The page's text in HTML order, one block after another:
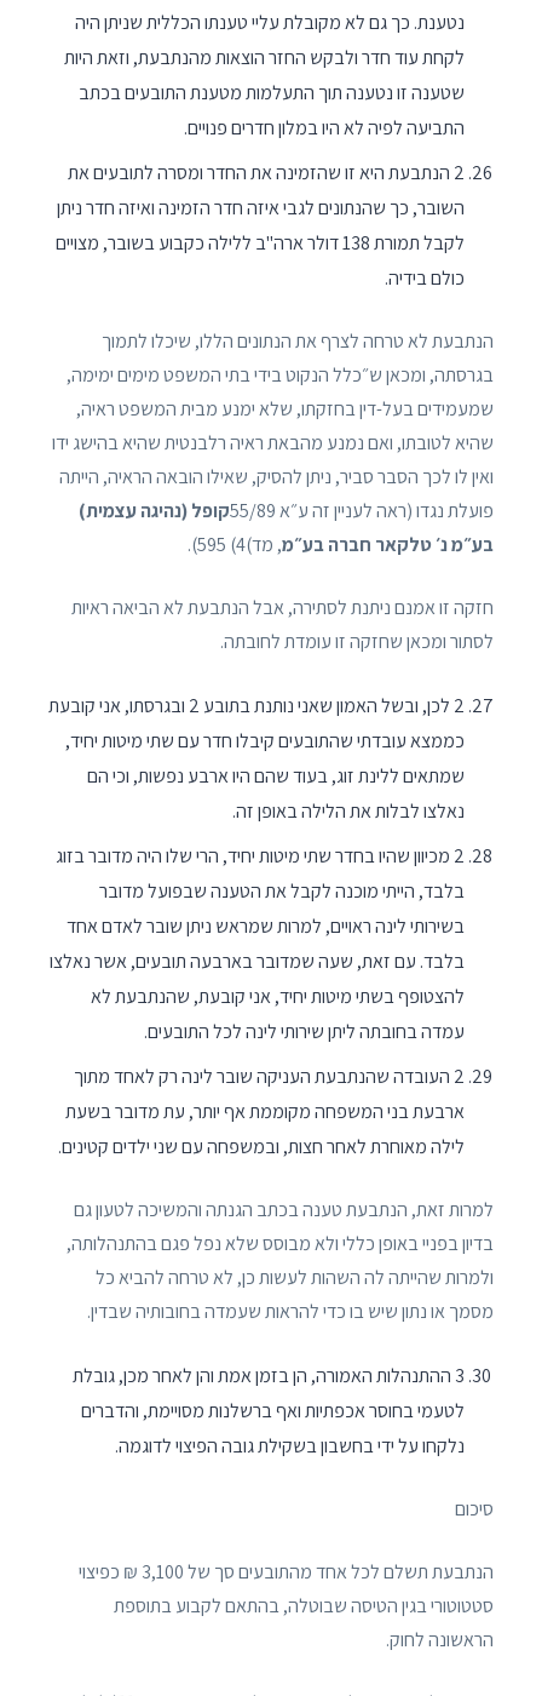
נטענת. כך גם לא מקובלת עליי טענתו הכללית שניתן היה
לקחת עוד חדר ולבקש החזר הוצאות מהנתבעת, וזאת היות
שטענה זו נטענה תוך התעלמות מטענת התובעים בכתב
התביעה לפיה לא היו במלון חדרים פנויים.
2 הנתבעת היא זו שהזמינה את החדר ומסרה לתובעים את
השובר, כך שהנתונים לגבי איזה חדר הזמינה ואיזה חדר ניתן
לקבל תמורת 138 דולר ארה"ב ללילה כקבוע בשובר, מצויים
כולם בידיה.
הנתבעת לא טרחה לצרף את הנתונים הללו, שיכלו לתמוך
בגרסתה, ומכאן ש״כלל הנקוט בידי בתי המשפט מימים ימימה,
שמעמידים בעל-דין בחזקתו, שלא ימנע מבית המשפט ראיה,
שהיא לטובתו, ואם נמנע מהבאת ראיה רלבנטית שהיא בהישג ידו
ואין לו לכך הסבר סביר, ניתן להסיק, שאילו הובאה הראיה, הייתה
פועלת נגדו (ראה לעניין זה ע״א 55/89
קופל(נהיגה עצמית)
בע״מ נ׳ טלקאר חברה בע״מ, מד)4) 595).
חזקה זו אמנם ניתנת לסתירה, אבל הנתבעת לא הביאה ראיות
לסתור ומכאן שחזקה זו עומדת לחובתה.
2 לכן, ובשל האמון שאני נותנת בתובע 2 ובגרסתו, אני קובעת
כממצא עובדתי שהתובעים קיבלו חדר עם שתי מיטות יחיד,
שמתאים ללינת זוג, בעוד שהם היו ארבע נפשות, וכי הם
נאלצו לבלות את הלילה באופן זה.
2 מכיוון שהיו בחדר שתי מיטות יחיד, הרי שלו היה מדובר בזוג
בלבד, הייתי מוכנה לקבל את הטענה שבפועל מדובר
בשירותי לינה ראויים, למרות שמראש ניתן שובר לאדם אחד
בלבד. עם זאת, שעה שמדובר בארבעה תובעים, אשר נאלצו
להצטופף בשתי מיטות יחיד, אני קובעת, שהנתבעת לא
עמדה בחובתה ליתן שירותי לינה לכל התובעים.
2 העובדה שהנתבעת העניקה שובר לינה רק לאחד מתוך
ארבעת בני המשפחה מקוממת אף יותר, עת מדובר בשעת
לילה מאוחרת לאחר חצות, ובמשפחה עם שני ילדים קטינים.
למרות זאת, הנתבעת טענה בכתב הגנתה והמשיכה לטעון גם
בדיון בפניי באופן כללי ולא מבוסס שלא נפל פגם בהתנהלותה,
ולמרות שהייתה לה השהות לעשות כן, לא טרחה להביא כל
מסמך או נתון שיש בו כדי להראות שעמדה בחובותיה שבדין.
3 ההתנהלות האמורה, הן בזמן אמת והן לאחר מכן, גובלת
לטעמי בחוסר אכפתיות ואף ברשלנות מסויימת, והדברים
נלקחו על ידי בחשבון בשקילת גובה הפיצוי לדוגמה.
סיכום
הנתבעת תשלם לכל אחד מהתובעים סך של 3,100 ₪ כפיצוי
סטטוטורי בגין הטיסה שבוטלה, בהתאם לקבוע בתוספת
הראשונה לחוק.